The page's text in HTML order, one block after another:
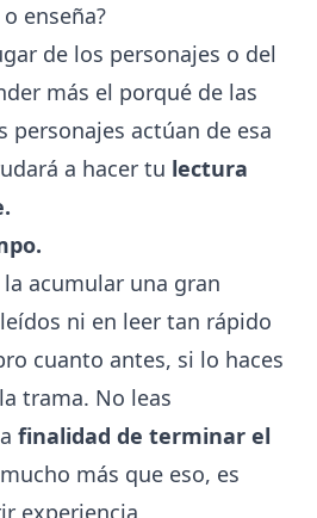
enseña?
de los personajes o del
más el porqué de las
personajes actúan de esa
a hacer tu lectura
acumular una gran
ni en leer tan rápido
cuanto antes, si lo haces
trama. No leas
finalidad de terminar el
más que eso, es
experiencia,